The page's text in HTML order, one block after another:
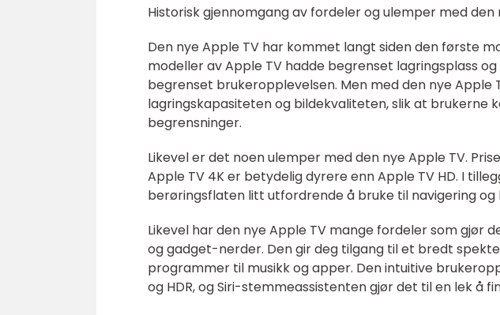
Historisk gjennomgang av fordeler og ulemper med den
Den nye Apple TV har kommet langt siden den første
modeller av Apple TV hadde begrenset lagringsplass
begrenset brukeropplevelsen. Men med den nye
lagringskapasiteten og bildekvaliteten, slik at brukerne
begrensninger.
Likevel er det noen ulemper med den nye Apple TV.
Apple TV 4K er betydelig dyrere enn Apple TV HD. I
berøringsflaten litt utfordrende å bruke til navigering og
Likevel har den nye Apple TV mange fordeler som gjør
og gadget-nerder. Den gir deg tilgang til et bredt
programmer til musikk og apper. Den intuitive
og HDR, og Siri-stemmeassistenten gjør det til en lek å